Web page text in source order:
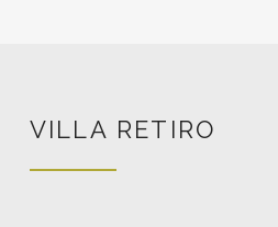
VILLA RETIRO